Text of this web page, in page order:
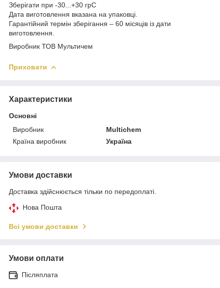
Зберігати при -30...+30 грС
Дата виготовлення вказана на упаковці.
Гарантійний термін зберігання – 60 місяців із дати
виготовлення.
Виробник ТОВ Мультичем
Приховати
Характеристики
Основні
Виробник
Multichem
Країна виробник
Україна
Умови доставки
Доставка здійснюється тільки по передоплаті.
Нова Пошта
Всі умови доставки
Умови оплати
Післяплата